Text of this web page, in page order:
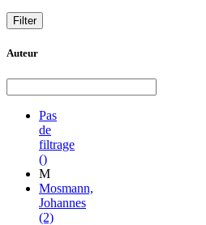
Auteur
Pas
de
filtrage
()
M
Mosmann,
Johannes
(2)